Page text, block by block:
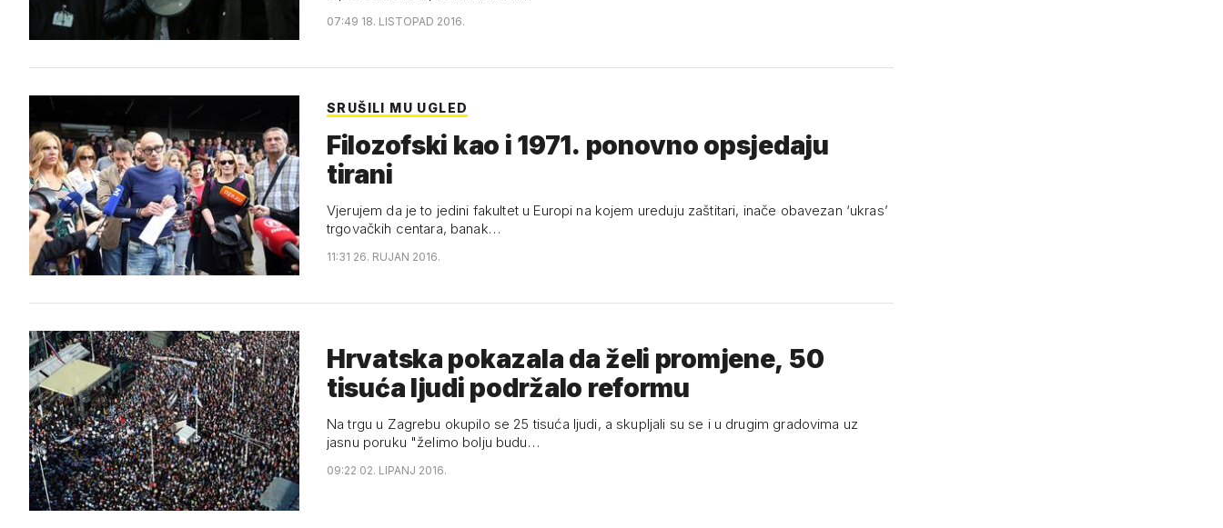
07:49 18. LISTOPAD 2016.
SRUŠILI MU UGLED
Filozofski kao i 1971. ponovno opsjedaju
tirani
Vjerujem da je to jedini fakultet u Europi na kojem ureduju zaštitari, inače obavezan ‘ukras’
trgovačkih centara, banak…
11:31 26. RUJAN 2016.
Hrvatska pokazala da želi promjene, 50
tisuća ljudi podržalo reformu
Na trgu u Zagrebu okupilo se 25 tisuća ljudi, a skupljali su se i u drugim gradovima uz
jasnu poruku "želimo bolju budu…
09:22 02. LIPANJ 2016.